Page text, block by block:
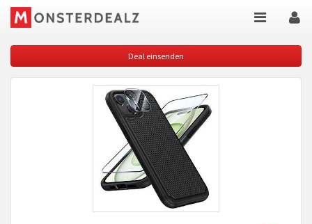
Deal einsenden